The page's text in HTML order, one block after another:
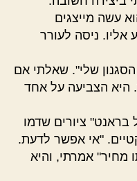
עשה מייצגים
ניסה לעורר
שלי". שאלתי אם
היא הצביעה על אחד
ציורים שדמו
"אי אפשר לדעת.
מחיר" אמרתי, והיא